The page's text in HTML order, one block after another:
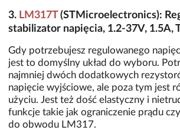
3. LM317T(STMicroelectronics):
stabilizator napięcia, 1.2-37V, 1.5A,
Gdy potrzebujesz regulowanego
jest to domyślny układ do wyboru.
najmniej dwóch dodatkowych
napięcie wyjściowe, ale poza tym jest
użyciu. Jest też dość elastyczny i
funkcje takie jak ograniczenie prądu
do obwodu LM317.